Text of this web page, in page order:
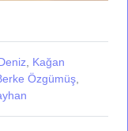
Kağan
Özgümüş